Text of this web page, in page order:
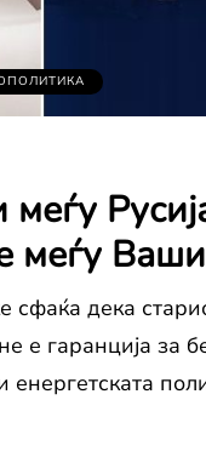
меѓу
меѓу
сфаќа дека
е гаранција за
енергетската